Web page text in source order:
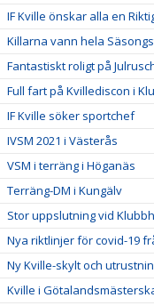
IF Kville önskar alla en
Killarna vann hela
Fantastiskt roligt på
Full fart på Kvillediscon i
IF Kville söker sportchef
IVSM 2021 i Västerås
VSM i terräng i Höganäs
Terräng-DM i Kungälv
Stor uppslutning vid
Nya riktlinjer för covid-19
Ny Kville-skylt och
Kville i